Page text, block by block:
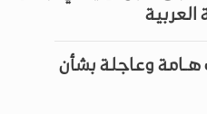
وعاجلة بشأن